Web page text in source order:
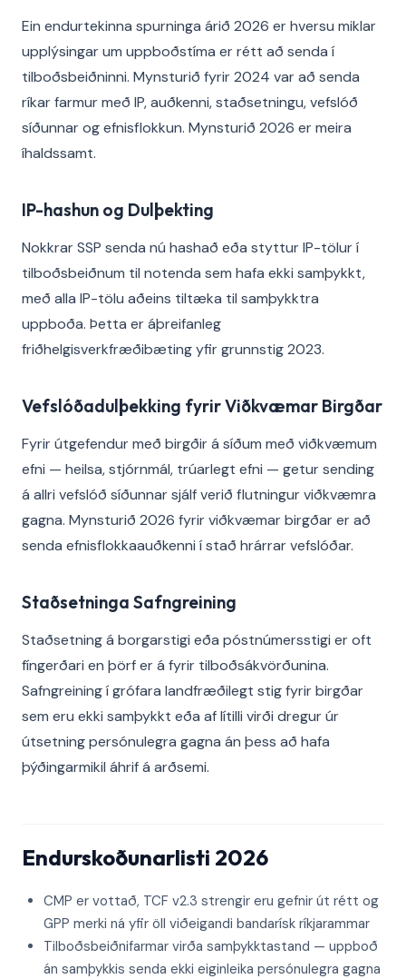
Ein endurtekinna spurninga árið 2026 er hversu miklar
upplýsingar um uppboðstíma er rétt að senda í
tilboðsbeiðninni. Mynsturið fyrir 2024 var að senda
ríkar farmur með IP, auðkenni, staðsetningu, vefslóð
síðunnar og efnisflokkun. Mynsturið 2026 er meira
íhaldssamt.
IP-hashun og Dulþekting
Nokkrar SSP senda nú hashað eða styttur IP-tölur í
tilboðsbeiðnum til notenda sem hafa ekki samþykkt,
með alla IP-tölu aðeins tiltæka til samþykktra
uppboða. Þetta er áþreifanleg
friðhelgisverkfræðibæting yfir grunnstig 2023.
Vefslóðadulþekking fyrir Viðkvæmar Birgðar
Fyrir útgefendur með birgðir á síðum með viðkvæmum
efni — heilsa, stjórnmál, trúarlegt efni — getur sending
á allri vefslóð síðunnar sjálf verið flutningur viðkvæmra
gagna. Mynsturið 2026 fyrir viðkvæmar birgðar er að
senda efnisflokkaauðkenni í stað hrárrar vefslóðar.
Staðsetninga Safngreining
Staðsetning á borgarstigi eða póstnúmersstigi er oft
fíngerðari en þörf er á fyrir tilboðsákvörðunina.
Safngreining í grófara landfræðilegt stig fyrir birgðar
sem eru ekki samþykkt eða af lítilli virði dregur úr
útsetning persónulegra gagna án þess að hafa
þýðingarmikil áhrif á arðsemi.
Endurskoðunarlisti 2026
CMP er vottað, TCF v2.3 strengir eru gefnir út rétt og
GPP merki ná yfir öll viðeigandi bandarísk ríkjarammar
Tilboðsbeiðnifarmar virða samþykktastand — uppboð
án samþykkis senda ekki eiginleika persónulegra gagna